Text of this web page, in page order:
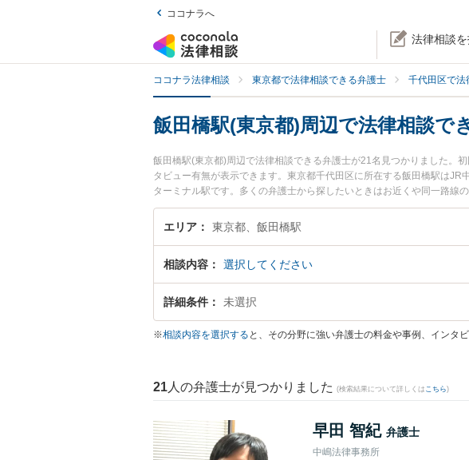
ココナラへ
法律相談
ココナラ法律相談 東京都で法律相談できる弁護士 千代田区で法
飯田橋駅(東京都)周辺で法律相談で
飯田橋駅(東京都)周辺で法律相談できる弁護士が21名見つかりました。
タビュー有無が表示できます。東京都千代田区に所在する飯田橋駅は
ターミナル駅です。多くの弁護士から探したいときはお近くや同一路
トナーズ法律事務所の柴﨑 拓己弁護士、弁護士法人インサイト法律事
ラブルを勤務先から通いやすい飯田橋駅周辺に事務所を構える弁護士
エリア 東京都、飯田橋駅
相談内容 選択してください
詳細条件 未選択
※相談内容を選択する と、その分野に強い弁護士の料金や事例、インタ
21 人の弁護士が見つかりました (検索結果について詳しくは こちら)
早田 智紀 弁護士
中嶋法律事務所